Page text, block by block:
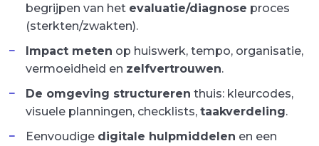
begrijpen van het evaluatie/diagnose proces
(sterkten/zwakten).
Impact meten op huiswerk, tempo, organisatie,
vermoeidheid en zelfvertrouwen.
De omgeving structureren thuis: kleurcodes,
visuele planningen, checklists, taakverdeling.
Eenvoudige digitale hulpmiddelen en een